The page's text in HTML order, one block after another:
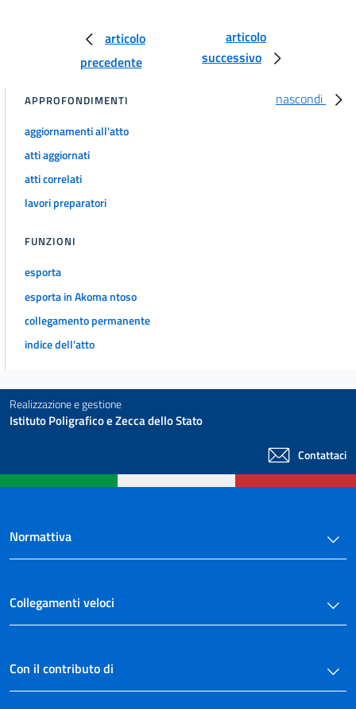
articolo
precedente
articolo
successivo
nascondi
APPROFONDIMENTI
aggiornamenti all'atto
atti aggiornati
atti correlati
lavori preparatori
FUNZIONI
esporta
esporta in Akoma ntoso
collegamento permanente
indice dell'atto
Realizzazione e gestione
Istituto Poligrafico e Zecca dello Stato
Contattaci
Normattiva
Collegamenti veloci
Con il contributo di